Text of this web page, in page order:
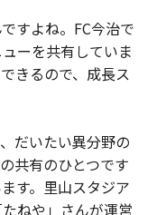
すよね。FC今治で
ーを共有していま
きるので、成長ス
だいたい異分野の
共有のひとつです
す。里山スタジア
ねや」さんが運営